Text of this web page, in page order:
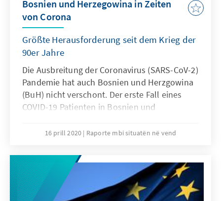
Bosnien und Herzegowina in Zeiten
von Corona
Größte Herausforderung seit dem Krieg der
90er Jahre
Die Ausbreitung der Coronavirus (SARS-CoV-2)
Pandemie hat auch Bosnien und Herzgowina
(BuH) nicht verschont. Der erste Fall eines
COVID-19 Patienten in Bosnien und
Luka in der Entität Republik Srpska (RS)
registrierten Erkrankten landesweit auf über
1.000 gestiegen. Die Dunkelziffer dürfte
allerdings deutlich höher liegen. Um eine
unkontrollierte und rasante Ausbreitung des
16 prill 2020 Raporte mbi situatën në vend